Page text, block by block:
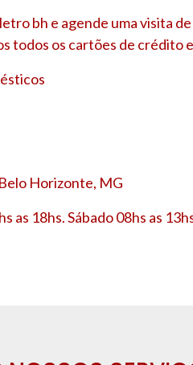
bh e agende uma visita
todos os cartões de crédito
Horizonte, MG
as 18hs. Sábado 08hs as